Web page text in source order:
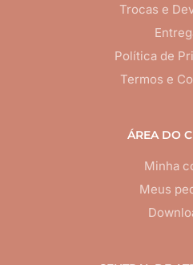
Trocas e
Política de
Termos e
ÁREA DO
Minha
Meus